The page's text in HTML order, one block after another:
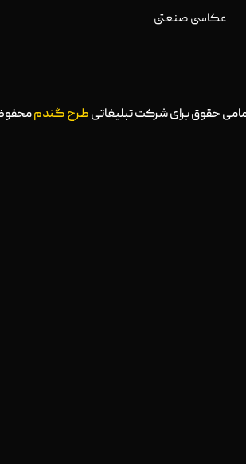
عکاسی صنعتی
حقوق برای شرکت تبلیغاتیطرح گندم